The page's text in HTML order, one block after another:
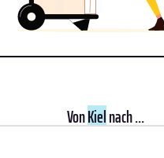
VonKielnach ...